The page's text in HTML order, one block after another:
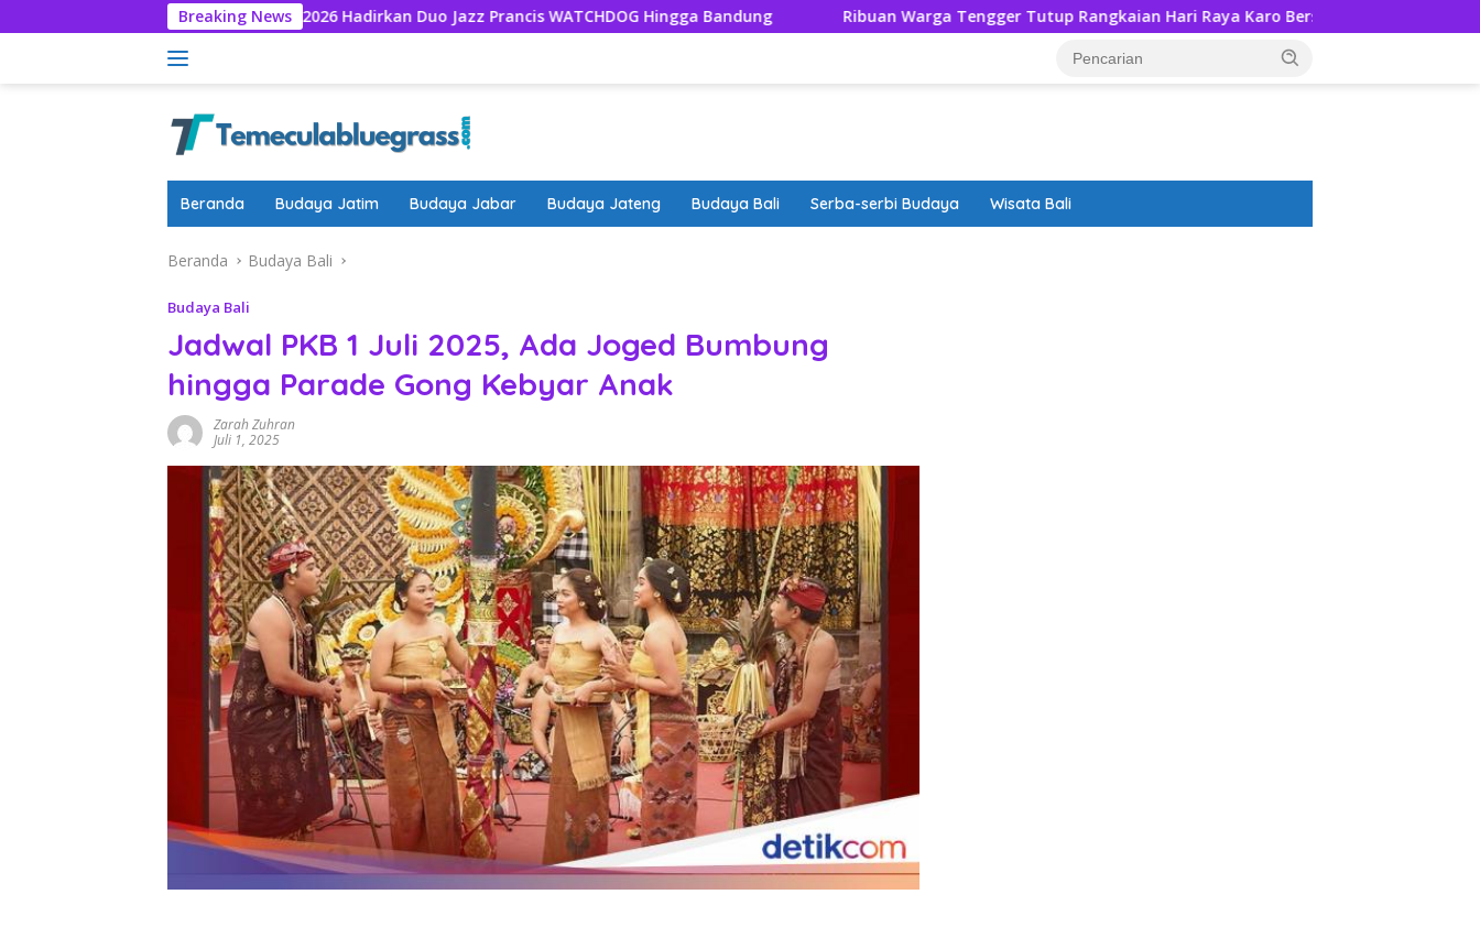
ke
Breaking News
TP Jazz Universe 2026 Hadirkan Duo Jazz Prancis WATCHDOG Hingga Bandung Ribuan Warga Tengger Tutup Rangkaian Hari Raya Karo Bersama Nyadran
Beranda Budaya Jatim Budaya Jabar Budaya Jateng Budaya Bali Serba-serbi Budaya Wisata Bali
Beranda Budaya Bali
Budaya Bali
Jadwal PKB 1 Juli 2025, Ada Joged Bumbung
hingga Parade Gong Kebyar Anak
Zarah Zuhran
Juli 1, 2025